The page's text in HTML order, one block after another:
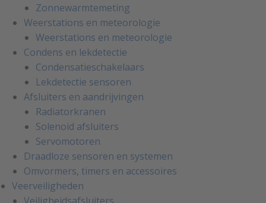
Zonnewarmtemeting
Weerstations en meteorologie
Weerstations en meteorologie
Condens en lekdetectie
Condensatieschakelaars
Lekdetectie sensoren
Afsluiters en aandrijvingen
Radiatorkranen
Solenoid afsluiters
Servomotoren
Draadloze sensoren en systemen
Omvormers, timers en accessoires
Veerveiligheden